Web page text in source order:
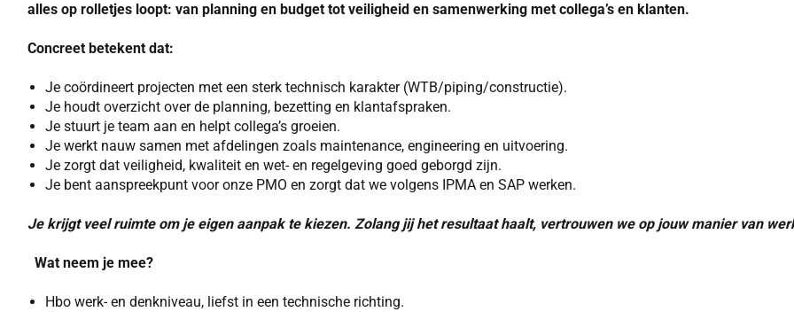
alles op rolletjes loopt: van planning en budget tot veiligheid en samenwerking met collega’s en klanten.
Concreet betekent dat:
Je coördineert projecten met een sterk technisch karakter (WTB/piping/constructie).
Je houdt overzicht over de planning, bezetting en klantafspraken.
Je stuurt je team aan en helpt collega’s groeien.
Je werkt nauw samen met afdelingen zoals maintenance, engineering en uitvoering.
Je zorgt dat veiligheid, kwaliteit en wet- en regelgeving goed geborgd zijn.
Je bent aanspreekpunt voor onze PMO en zorgt dat we volgens IPMA en SAP werken.
Je krijgt veel ruimte om je eigen aanpak te kiezen. Zolang jij het resultaat haalt, vertrouwen we op jouw manier van
Wat neem je mee?
Hbo werk- en denkniveau, liefst in een technische richting.